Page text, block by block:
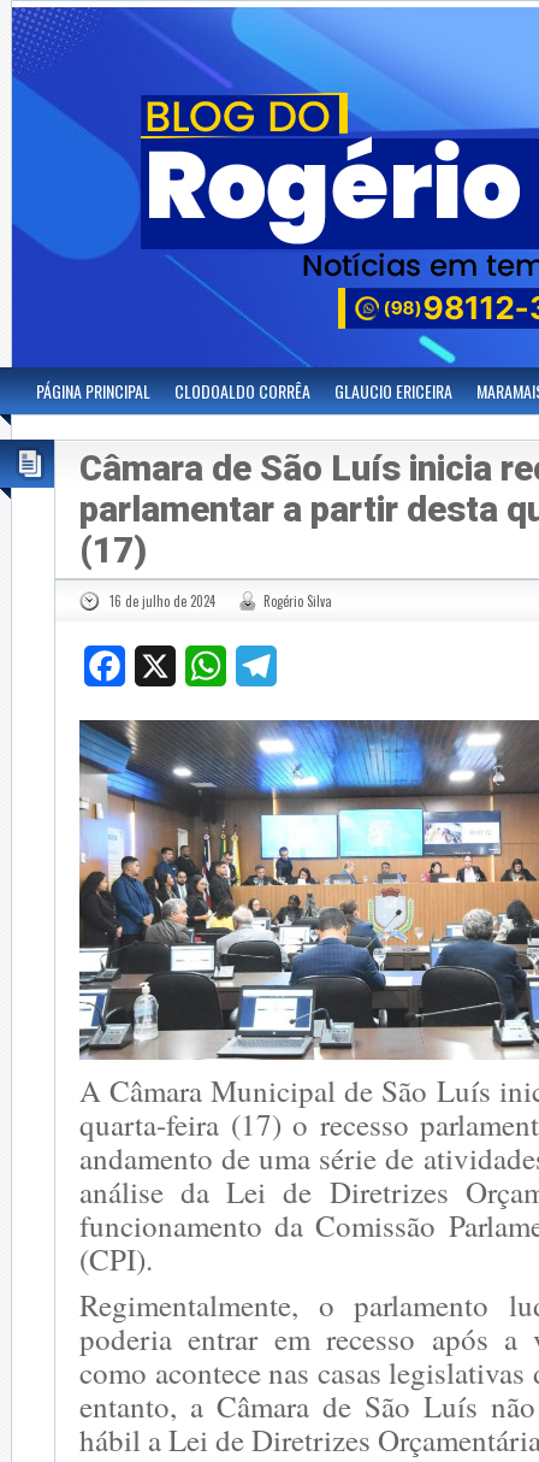
PÁGINA PRINCIPAL CLODOALDO CORRÊA GLAUCIO ERICEIRA
Câmara de São Luís inicia
parlamentar a partir desta
(17)
16 de julho de 2024 Rogério Silva
Facebook WhatsApp
A Câmara Municipal de São Luís
quarta-feira (17) o recesso
andamento de uma série de
análise da Lei de Diretrizes
funcionamento da Comissão
(CPI).
Regimentalmente, o parlamento
poderia entrar em recesso após a
como acontece nas casas
entanto, a Câmara de São Luís
hábil a Lei de Diretrizes